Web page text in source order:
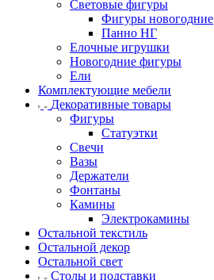
Световые фигуры
Фигуры новогодние
Панно НГ
Елочные игрушки
Новогодние фигуры
Ели
Комплектующие мебели
Декоративные товары
Фигуры
Статуэтки
Свечи
Вазы
Держатели
Фонтаны
Камины
Электрокамины
Остальной текстиль
Остальной декор
Остальной свет
Столы и подставки